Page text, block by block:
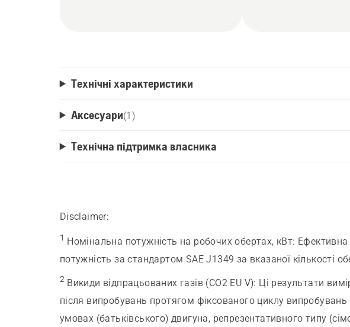
Технічні характеристики
Аксесуари(1 )
Технічна підтримка власника
Disclaimer:
1 Номінальна потужність на робочих обертах, кВт:
потужність за стандартом SAE J1349 за вказаної кількості
2 Викиди відпрацьованих газів (CO2 EU V): Ці результати
після випробувань протягом фіксованого циклу
умовах (батьківського) двигуна, репрезентативного типу